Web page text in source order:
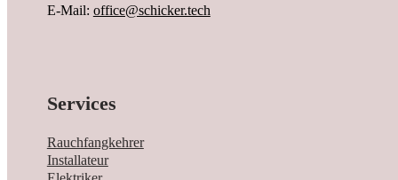
E-Mail: office@schicker.tech
Services
Rauchfangkehrer
Installateur